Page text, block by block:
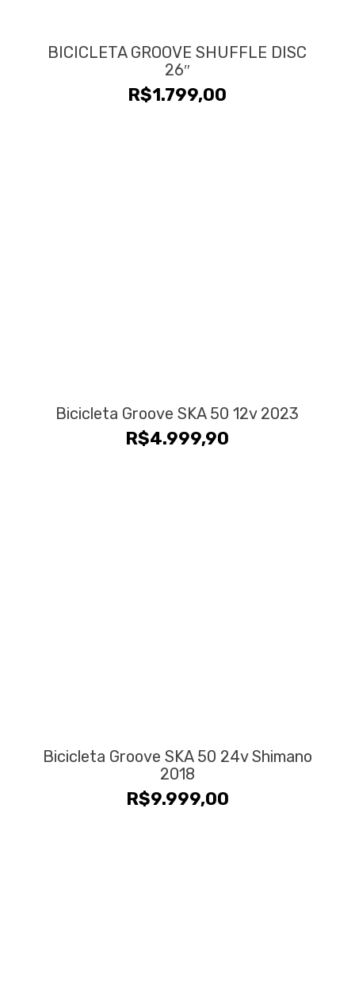
BICICLETA GROOVE SHUFFLE DISC
26″
R$1.799,00
Bicicleta Groove SKA 50 12v 2023
R$4.999,90
Bicicleta Groove SKA 50 24v Shimano
2018
R$9.999,00